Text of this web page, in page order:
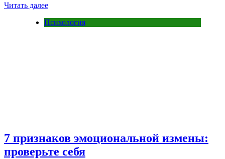
Читать далее
Психология
7 признаков эмоциональной измены:
проверьте себя